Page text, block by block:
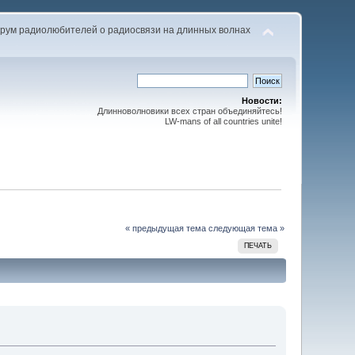
радиолюбителей о радиосвязи на длинных волнах
Новости:
Длинноволновики всех стран объединяйтесь!
LW-mans of all countries unite!
« предыдущая тема следующая тема »
ПЕЧАТЬ